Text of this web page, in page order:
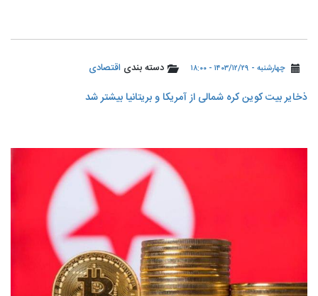
چهارشنبه - ۱۴۰۳/۱۲/۲۹ - ۱۸:۰۰ دسته بندی اقتصادی
ذخایر بیت کوین کره شمالی از آمریکا و بریتانیا بیشتر شد